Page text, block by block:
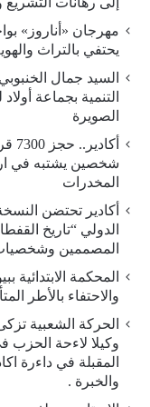
مهرجان «أناروز»
يحتفي بالتراث
السيد جمال
التنمية بجماعة
الصويرة
شخصين يشتبه في
المخدرات
أكادير تحتضن
الدولي “تاريخ
المصممين
المحكمة الابتدائية
والاحتفاء بالأطر
الحركة الشعبية
وكيلا لاءحة الحزب
المقبلة في داءرة
والخبرة .